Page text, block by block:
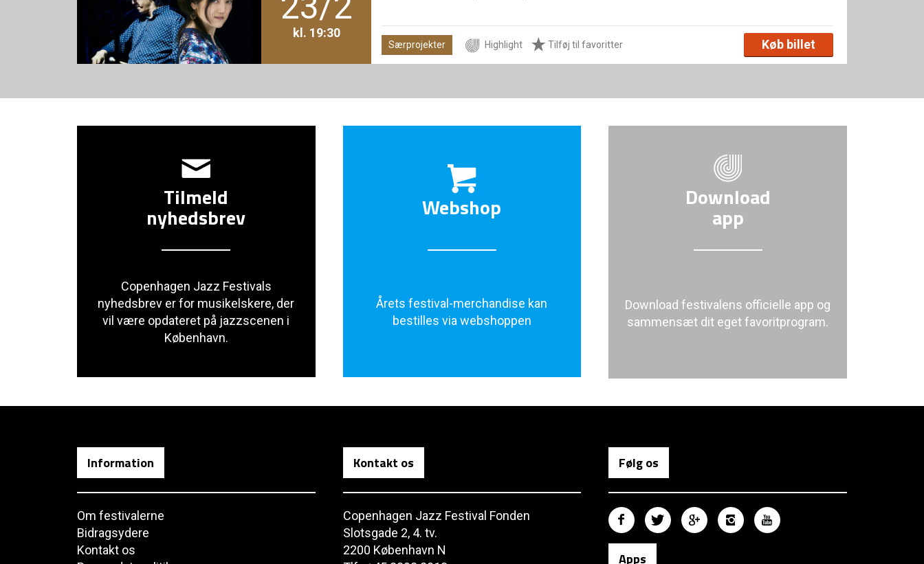
kl. 19:30
Særprojekter Highlight Tilføj til favoritter Køb billet
Tilmeld
nyhedsbrev
Copenhagen Jazz Festivals
nyhedsbrev er for musikelskere, der
vil være opdateret på jazzscenen i
København.
Webshop
Årets festival-merchandise kan
bestilles via webshoppen
Download
app
Download festivalens officielle app og
sammensæt dit eget favoritprogram.
Information
Om festivalerne
Bidragsydere
Kontakt os
Kontakt os
Copenhagen Jazz Festival Fonden
Slotsgade 2, 4. tv.
2200 København N
Følg os
Apps